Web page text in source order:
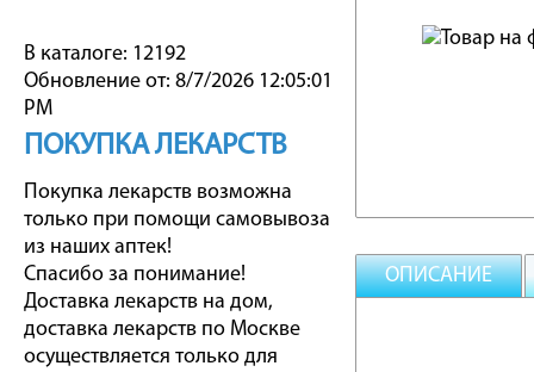
В каталоге: 12192
Обновление от: 8/7/2026 12:05:01
PM
ПОКУПКА ЛЕКАРСТВ
Покупка лекарств возможна
только при помощи самовывоза
из наших аптек!
Спасибо за понимание!
Доставка лекарств на дом,
доставка лекарств по Москве
осуществляется только для
ОПИСАНИЕ